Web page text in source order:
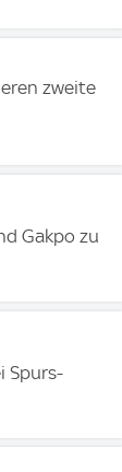
zweite
Gakpo zu
Spurs-